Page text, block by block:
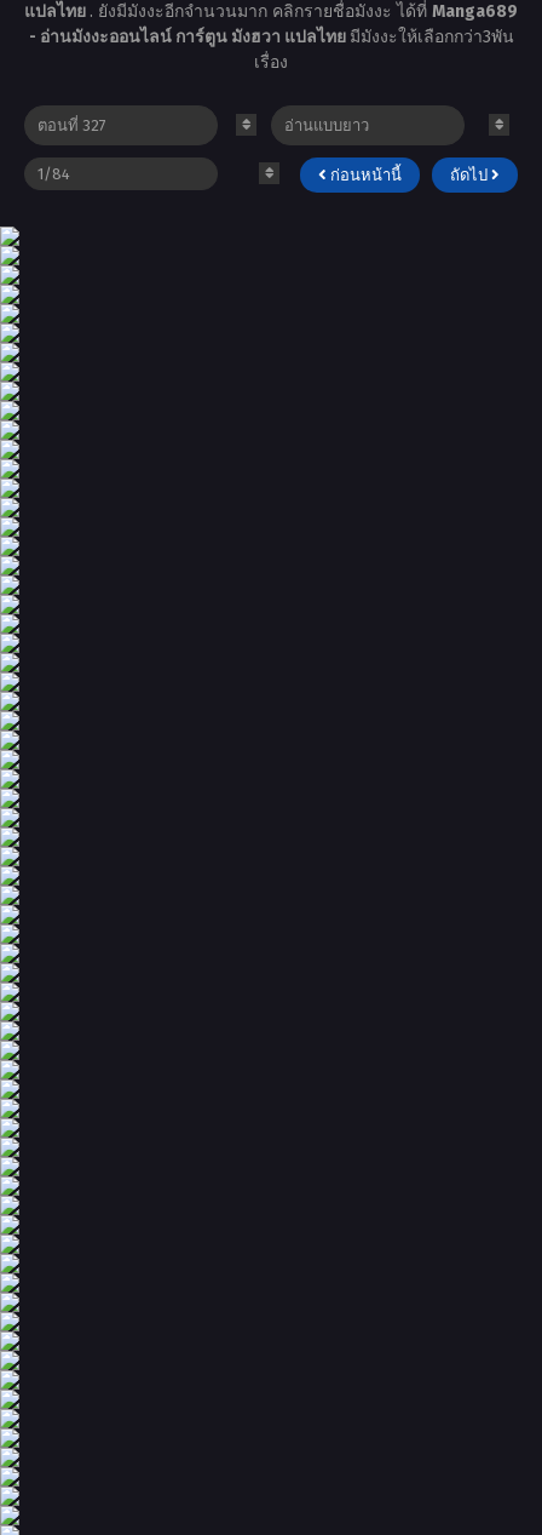
แปลไทย . ยังมีมังงะอีกจำนวนมาก คลิกรายชื่อมังงะ ได้ที่ Manga689
- อ่านมังงะออนไลน์ การ์ตูน มังฮวา แปลไทย มีมังงะให้เลือกกว่า3พัน
เรื่อง
ก่อนหน้านี้ ถัดไป